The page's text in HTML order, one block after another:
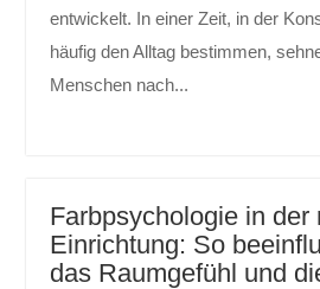
entwickelt. In einer Zeit, in der
häufig den Alltag bestimmen,
Menschen nach...
Farbpsychologie in der
Einrichtung: So
das Raumgefühl und